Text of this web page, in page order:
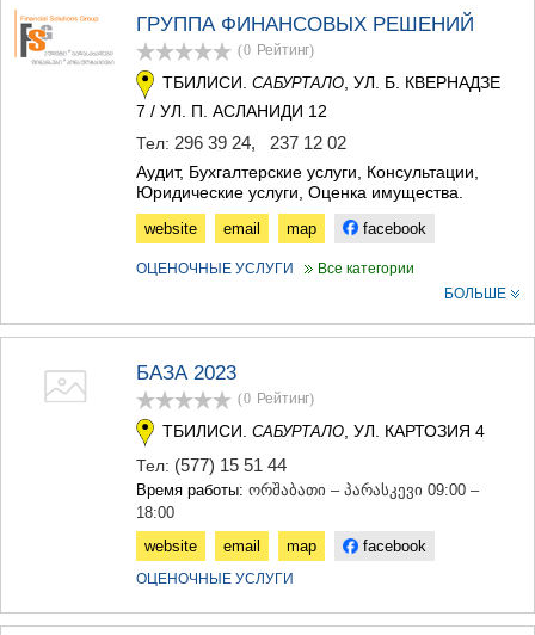
ВАНИ
ЗЕСТАФОНИ
ТЕРДЖОЛА
САМТРЕДИА
ГУРДЖААНИ
ТЕЛАВИ
ЛАГОДЕХИ
САГАРЕДЖО
МЦХЕТА-МТИАНЕТИ
ГРУППА ФИНАНСОВЫХ РЕШЕНИЙ
(0 Рейтинг)
ТБИЛИСИ. САБУРТАЛО , УЛ. Б. КВЕРНАДЗЕ
7 / УЛ. П. АСЛАНИДИ 12
Тел: 296 39 24, 237 12 02
Аудит, Бухгалтерские услуги, Консультации,
Юридические услуги, Оценка имущества.
website email map facebook
ОЦЕНОЧНЫЕ УСЛУГИ
Все категории
БОЛЬШЕ
БАЗА 2023
(0 Рейтинг)
ТБИЛИСИ. САБУРТАЛО , УЛ. КАРТОЗИЯ 4
Тел: (577) 15 51 44
Время работы: ორშაბათი – პარასკევი 09:00 –
18:00
website
email map facebook
ОЦЕНОЧНЫЕ УСЛУГИ